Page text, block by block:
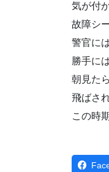
気が付
故障シ
警官に
勝手に
朝見た
飛ばさ
この時